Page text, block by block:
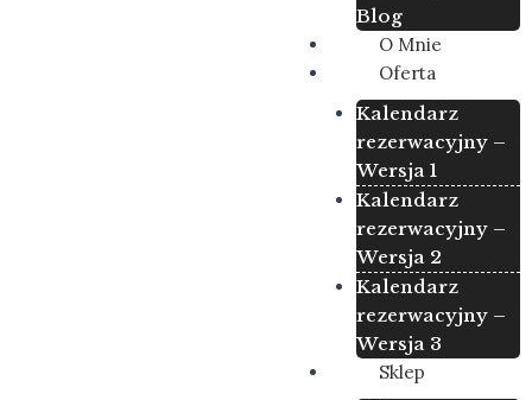
Blog
O Mnie
Oferta
Kalendarz
rezerwacyjny –
Wersja 1
Kalendarz
rezerwacyjny –
Wersja 2
Kalendarz
rezerwacyjny –
Wersja 3
Sklep